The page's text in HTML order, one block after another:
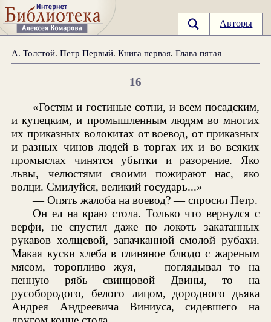
Авторы
А. Толстой.Петр Первый.Книга первая.Глава пятая
16
«Гостям и гостиные сотни, и всем посадским,
и купецким, и промышленным людям во многих
их приказных волокитах от воевод, от приказных
и разных чинов людей в торгах их и во всяких
промыслах чинятся убытки и разорение. Яко
львы, челюстями своими пожирают нас, яко
волци. Смилуйся, великий государь...»
— Опять жалоба на воевод? — спросил Петр.
Он ел на краю стола. Только что вернулся с
верфи, не спустил даже по локоть закатанных
рукавов холщевой, запачканной смолой рубахи.
Макая куски хлеба в глиняное блюдо с жареным
мясом, торопливо жуя, — поглядывал то на
пенную рябь свинцовой Двины, то на
русобородого, белого лицом, дородного дьяка
Андрея Андреевича Виниуса, сидевшего на